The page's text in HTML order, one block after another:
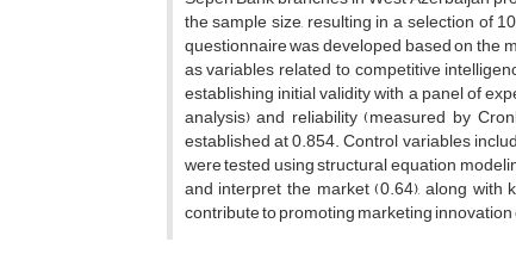
the sample size, resulting in a selection of
questionnaire was developed based on the
as variables related to competitive
establishing initial validity with a panel of
analysis) and reliability (measured by
established at 0.854. Control variables
were tested using structural equation
and interpret the market (0.64), along with
contribute to promoting marketing